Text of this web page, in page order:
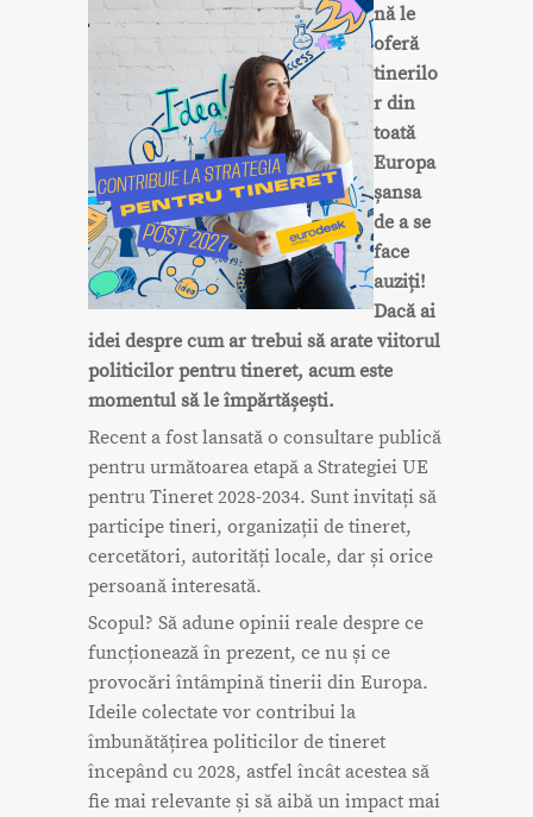
nă le
oferă
tinerilo
r din
toată
Europa
șansa
de a se
face
auziți!
Dacă ai
idei despre cum ar trebui să arate viitorul
politicilor pentru tineret, acum este
momentul să le împărtășești.
Recent a fost lansată o consultare publică
pentru următoarea etapă a Strategiei UE
pentru Tineret 2028-2034. Sunt invitați să
participe tineri, organizații de tineret,
cercetători, autorități locale, dar și orice
persoană interesată.
Scopul? Să adune opinii reale despre ce
funcționează în prezent, ce nu și ce
provocări întâmpină tinerii din Europa.
Ideile colectate vor contribui la
îmbunătățirea politicilor de tineret
începând cu 2028, astfel încât acestea să
fie mai relevante și să aibă un impact mai